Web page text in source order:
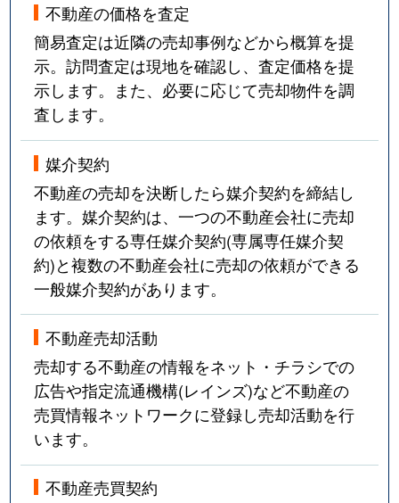
不動産の価格を査定
簡易査定は近隣の売却事例などから概算を提
示。訪問査定は現地を確認し、査定価格を提
示します。また、必要に応じて売却物件を調
査します。
媒介契約
不動産の売却を決断したら媒介契約を締結し
ます。媒介契約は、一つの不動産会社に売却
の依頼をする専任媒介契約(専属専任媒介契
約)と複数の不動産会社に売却の依頼ができる
一般媒介契約があります。
不動産売却活動
売却する不動産の情報をネット・チラシでの
広告や指定流通機構(レインズ)など不動産の
売買情報ネットワークに登録し売却活動を行
います。
不動産売買契約